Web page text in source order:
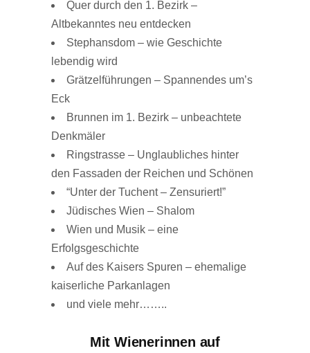
Quer durch den 1. Bezirk –
Altbekanntes neu entdecken
Stephansdom – wie Geschichte
lebendig wird
Grätzelführungen – Spannendes um’s
Eck
Brunnen im 1. Bezirk – unbeachtete
Denkmäler
Ringstrasse – Unglaubliches hinter
den Fassaden der Reichen und Schönen
“Unter der Tuchent – Zensuriert!”
Jüdisches Wien – Shalom
Wien und Musik – eine
Erfolgsgeschichte
Auf des Kaisers Spuren – ehemalige
kaiserliche Parkanlagen
und viele mehr……..
Mit Wienerinnen auf